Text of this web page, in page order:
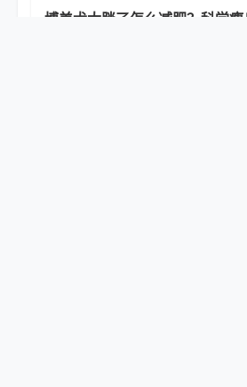
博美犬太胖了怎么减肥？科学